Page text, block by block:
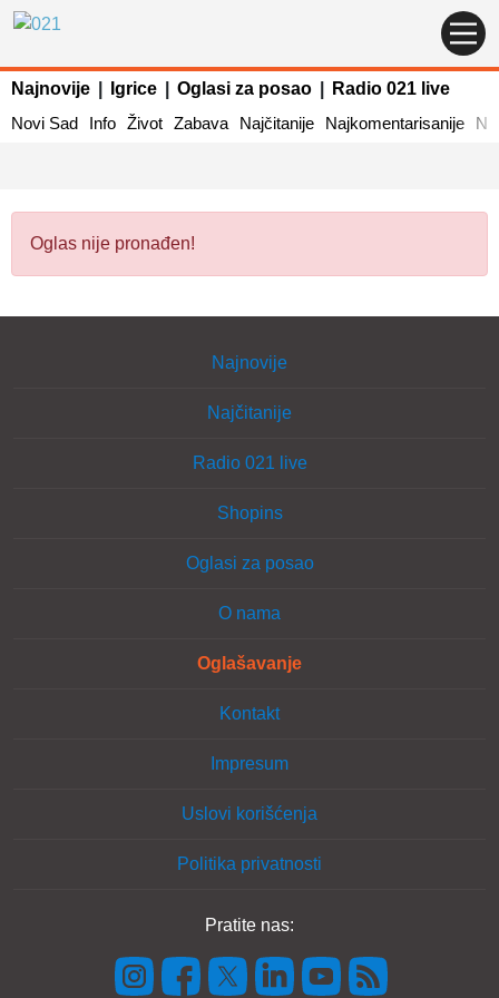
Najnovije Igrice Oglasi za posao
Radio 021 live
Novi Sad
Info Život Zabava Najčitanije Najkomentarisanije
Oglas nije pronađen!
Najnovije
Najčitanije
Radio 021 live
Shopins
Oglasi za posao
O nama
Oglašavanje
Kontakt
Impresum
Uslovi korišćenja
Politika privatnosti
Pratite nas: